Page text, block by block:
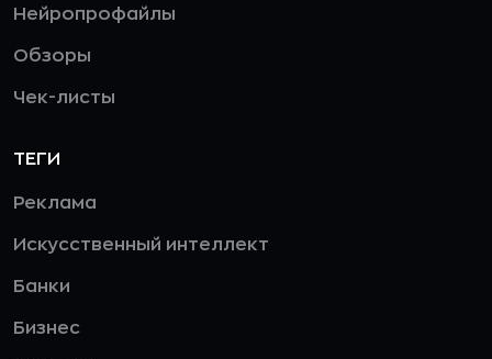
Нейропрофайлы
Обзоры
Чек-листы
ТЕГИ
Реклама
Искусственный интеллект
Банки
Бизнес